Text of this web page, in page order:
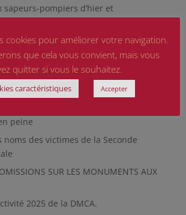
sapeurs-pompiers d’hier et
le Sentier des Passeurs, durant la
mondiale, à Moussey ?
les lignes » éditée par l’équipe du
peine
noms des victimes de la Seconde
SUR LES MONUMENTS AUX
2025 de la DMCA.
cookies pour améliorer votre navigation.
que cela vous convient, mais vous
quitter si vous le souhaitez.
caractéristiques Accepter